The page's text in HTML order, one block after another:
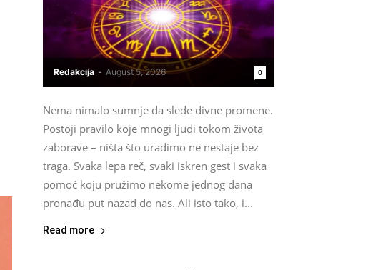
Redakcija - August 5, 2026 0
Nema nimalo sumnje da slede divne promene.
Postoji pravilo koje mnogi ljudi tokom života
zaborave – ništa što uradimo ne nestaje bez
traga. Svaka lepa reč, svaki iskren gest i svaka
pomoć koju pružimo nekome jednog dana
pronađu put nazad do nas. Ali isto tako, i...
Read more